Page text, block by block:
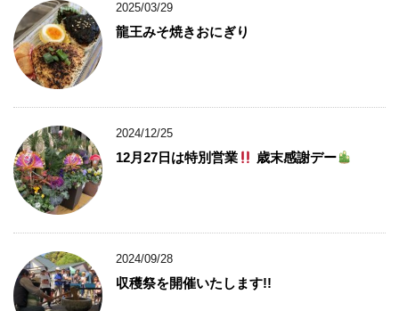
2025/03/29
龍王みそ焼きおにぎり
2024/12/25
12月27日は特別営業 歳末感謝デー
2024/09/28
収穫祭を開催いたします!!